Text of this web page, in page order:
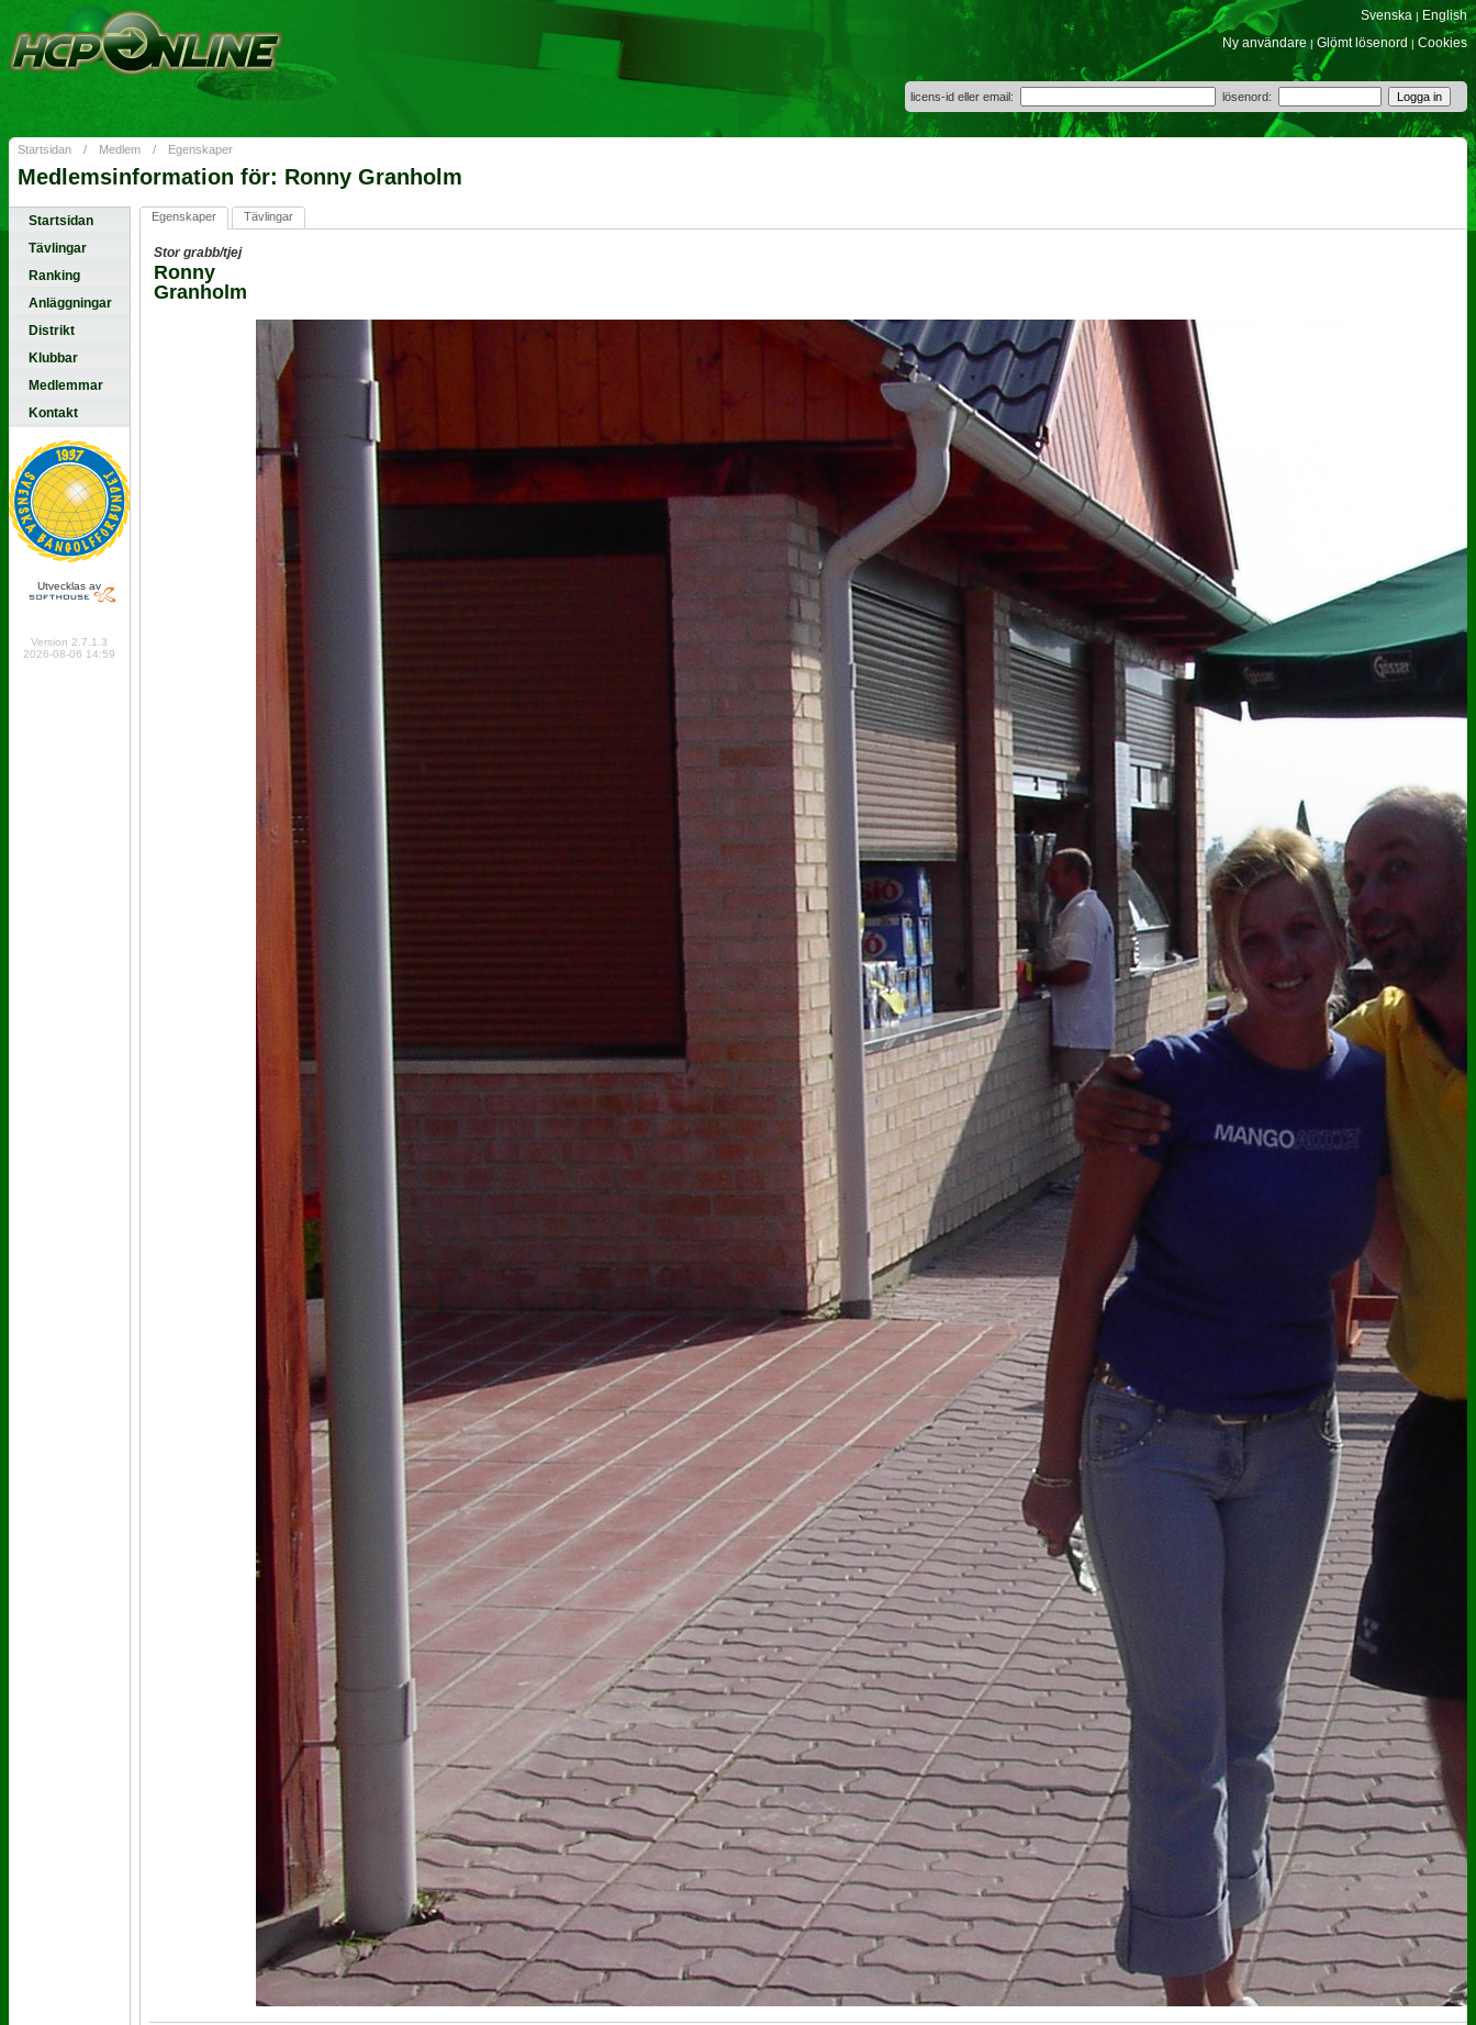
Svenska | English
Ny användare | Glömt lösenord | Cookies
licens-id eller email: lösenord:
Startsidan / Medlem / Egenskaper
Medlemsinformation för: Ronny Granholm
Startsidan
Tävlingar
Ranking
Anläggningar
Distrikt
Klubbar
Medlemmar
Kontakt
Utvecklas av
Version 2.7.1.3
2026-08-06 14:59
Egenskaper Tävlingar
Stor grabb/tjej
Ronny
Granholm